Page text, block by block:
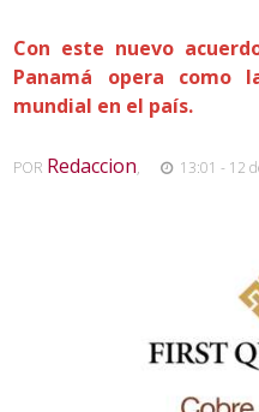
Con este nuevo
Panamá opera como
mundial en el país.
POR Redaccion, 13:01 - 12